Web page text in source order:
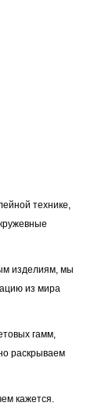
технике,
изделиям, мы
из мира
гамм,
раскрываем
кажется.